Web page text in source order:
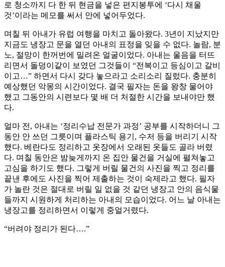
로 청소까지 다 한 뒤 현금을 넣은 편지봉투에 ‘다시 채울
것’이라는 메모를 써서 안에 넣어두었다.
며칠 뒤 아내가 유럽 여행을 마치고 돌아왔다. 3년이 지났지만
지금도 냉장고 문을 열던 아내의 표정을 잊을 수 없다. 놀람, 분
노, 절망이 한꺼번에 밀려온 얼굴이었다. 아내는 울음을 터뜨
리면서 돌덩이같이 보였던 그것들이 “전복이고 등심이고 갈비
이고…” 하면서 다시 갖다 놓으라고 소리소리 질렀다. 충분히
예상했던 악몽의 시간이었다. 결국 필자는 돈을 왕창 물어야
했고 그동안의 시련보다 몇 배 더 처절한 시간을 보내야만 했
다.
얼마 전, 아내는 ‘정리수납 전문가 과정’ 공부를 시작하더니 그
동안 안 쓰던 그릇이며 플라스틱 용기, 수저 등을 버리기 시작
했다. 베란다도 정리하고 옷장에서 오래된 옷들도 골라 버렸
다. 며칠 동안은 밤늦게까지 온 집안 물건을 거실에 펼쳐놓고
고심을 하기도 했다. 그렇게 버릴 물건의 사진을 찍고 정리를
끝낸 후에도 사진을 찍어 제출하는 것이 숙제라고 했다. 필자
가 놀란 것은 절대로 버릴 일 없을 것 같던 냉장고 안의 음식물
들까지 시원하게 처리하는 아내의 모습이었다. 어느 날 아내는
냉장고를 정리하면서 이렇게 중얼거렸다.
“버려야 정리가 된다….”